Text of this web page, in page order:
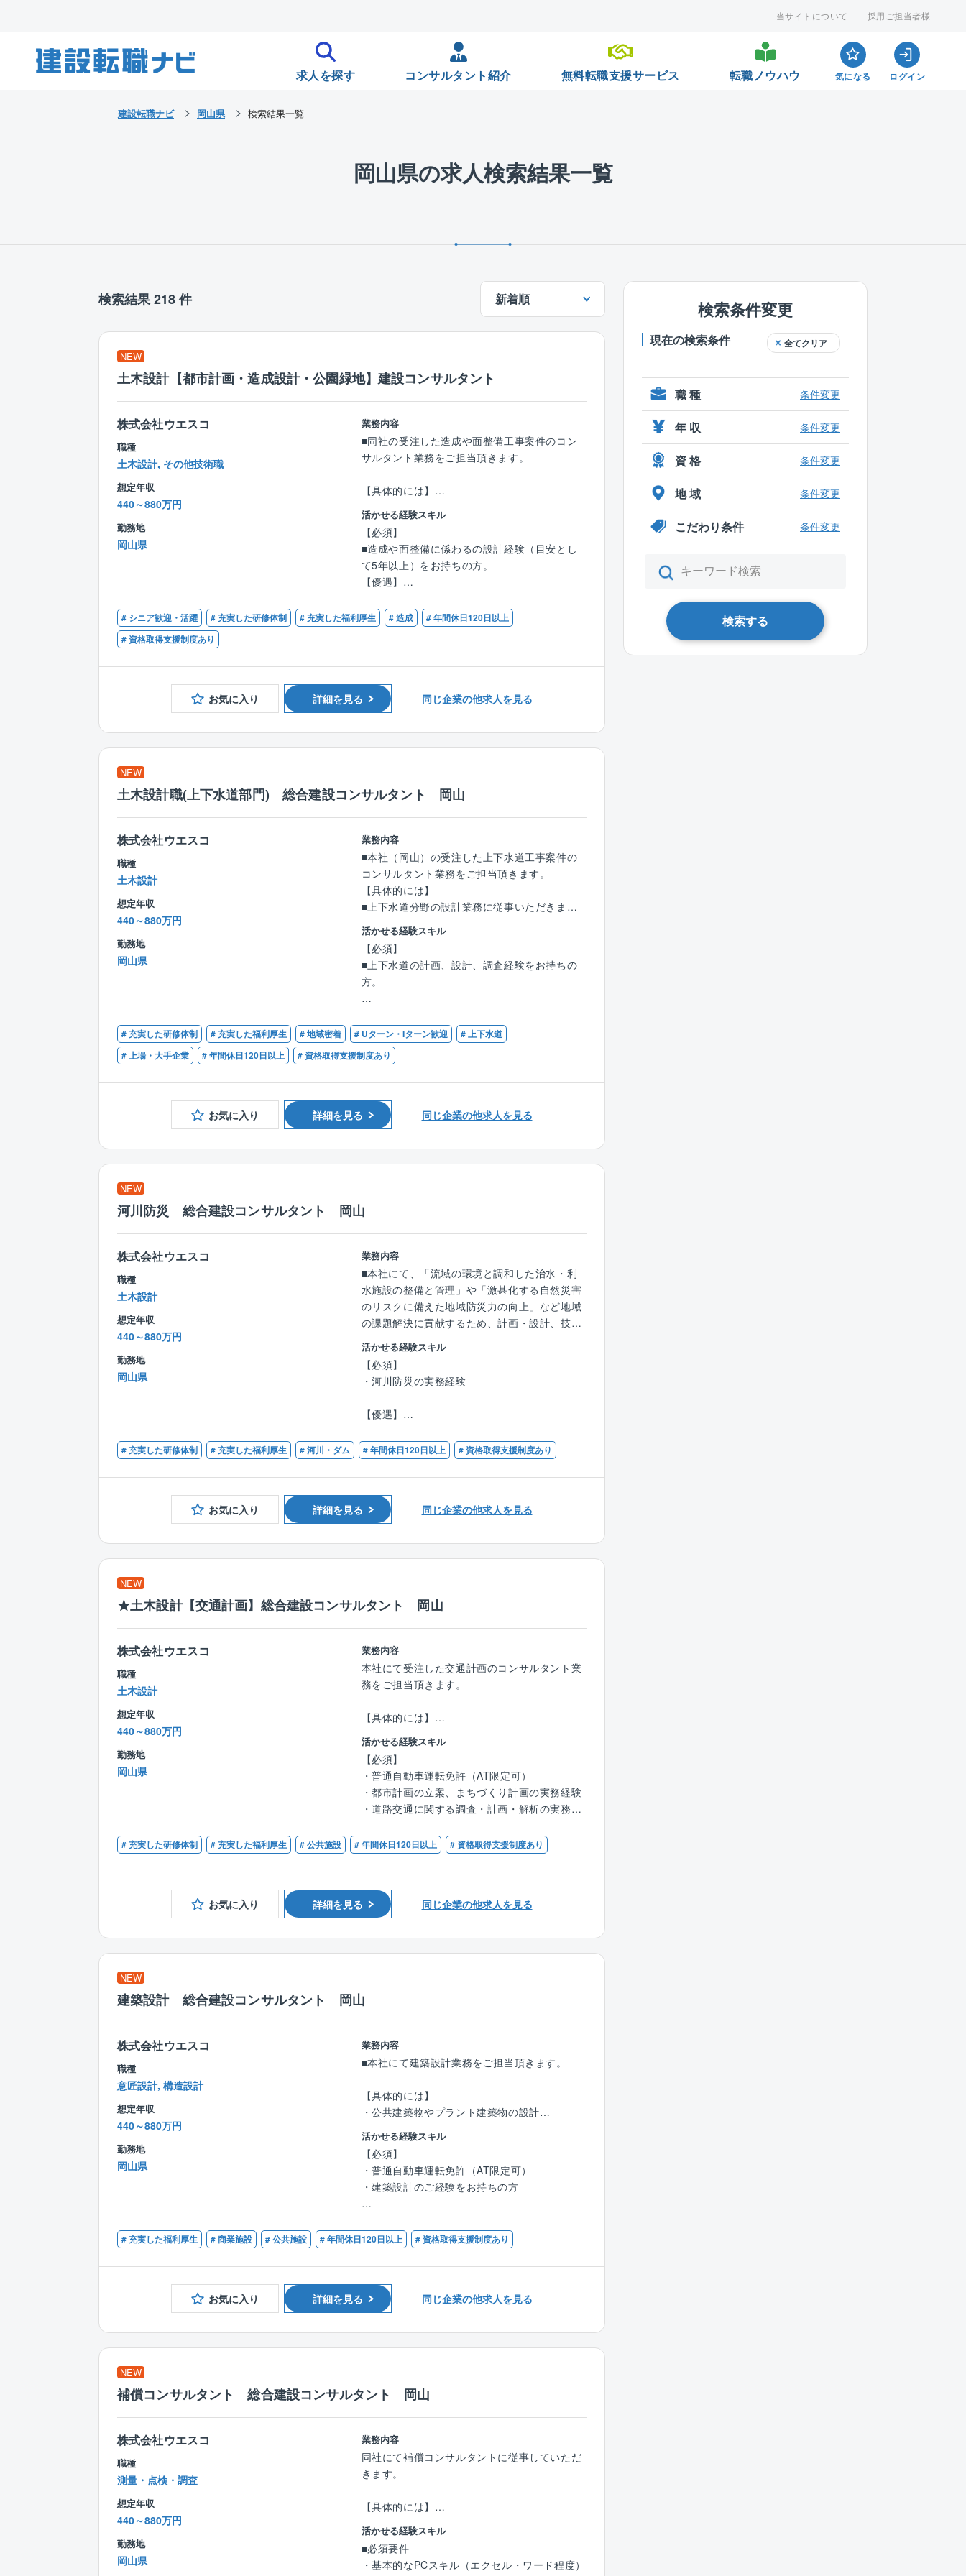
当サイトについて 採用ご担当者様
求人を探す コンサルタント紹介 無料転職支援サービス 転職ノウハウ 気になる ログイン
岡山県の求人検索結果一覧
検索結果 218 件 新着順
NEW
土木設計【都市計画・造成設計・公園緑地】建設コンサルタント
株式会社ウエスコ
職種
土木設計, その他技術職
想定年収
440～880万円
勤務地
岡山県
業務内容
■同社の受注した造成や面整備工事案件のコン
サルタント業務をご担当頂きます。
【具体的には】
■都市計画…都市計画基礎調査／都市計画マス
タープラン／立地適正化計画等
■造成設計…企業用地／住宅用地等
■公園緑地設計…公園緑地／スポーツ施設等の
調査・計画・設計・各種許認可
【同社の特徴】
■無借金経営、自己資本率75％越えの安定した
■同社の主要顧客は官公庁（国、地方自治体
等）ですが、特に創業から西日本エリア（中四
社の特徴です。
■在籍する技術士の多さは、企業の技術力の高
さの証明に繋がる為、業務時間内での時間を確
保し、先輩社員が育成に携わっています。会社
として資格取得をバックアップする体制が整っ
ています。
《社風》
く働き易い環境がございます。◎平均勤続年
数：17.8年、平均年齢：45.3歳
活かせる経験スキル
【必須】
■造成や面整備に係わるの設計経験（目安とし
て5年以上）をお持ちの方。
【優遇】
計画及び地方計画）の資格をお持ちの方。
# シニア歓迎・活躍 # 充実した研修体制 # 充実した福利厚生 # 造成
# 年間休日120日以上
# 資格取得支援制度あり
お気に入り 詳細を見る 同じ企業の他求人を見る
NEW
土木設計職(上下水道部門) 総合建設コンサルタント 岡山
株式会社ウエスコ
職種
土木設計
想定年収
440～880万円
勤務地
岡山県
業務内容
■本社（岡山）の受注した上下水道工事案件の
コンサルタント業務をご担当頂きます。
【具体的には】
■上下水道分野の設計業務に従事いただきま
す。
■職務詳細：
下水道管路・施設などの設計を行うにあたり、
発注者と打ち合わせし、基本設計・実地設計を
行って頂きます。
【受注元】官公庁案件：9割（うち3割が国、7
割が県や市町村）
基本的に1案件を複数名でご担当いただきま
す。
運営等の新規事業にも積極的に挑戦し、安定と
成長投資の両軸の経営を行っております。
■同社の主要顧客は官公庁（国、地方自治体
等）ですが、特に創業から西日本エリア（中四
国～九州）では多くの実績を有している為、安
定して案件獲得をしています。
■技術士の有資格者や経験豊富な社員が多く、
技術力を評価され、リピート顧客が多い事が同
■在籍する技術士の多さは、企業の技術力の高
さの証明に繋がる為、業務時間内での時間を確
保し、先輩社員が育成に携わっています。会社
ています。
《社風》
数：17.8年、平均年齢：45.3歳
活かせる経験スキル
【必須】
■上下水道の計画、設計、調査経験をお持ちの
方。
■技術士（上水道及び工業用水道・下水道）・R
CCM（上水道及び工業用水道・下水道）の資格
をお持ちの方。
# 充実した研修体制 # 充実した福利厚生 # 地域密着 # Uターン・Iターン歓迎
# 上下水道
# 上場・大手企業
# 年間休日120日以上 # 資格取得支援制度あり
お気に入り 詳細を見る 同じ企業の他求人を見る
NEW
河川防災 総合建設コンサルタント 岡山
株式会社ウエスコ
職種
土木設計
想定年収
440～880万円
勤務地
岡山県
業務内容
■本社にて、「流域の環境と調和した治水・利
水施設の整備と管理」や「激甚化する自然災害
のリスクに備えた地域防災力の向上」など地域
の課題解決に貢献するため、計画・設計、技術
開発をご担当頂きます。
【具体的には】
・河川・防災計画分野：河川整備基本方針や河
ードマップの作成、流域治水対策の検討、3D都
市モデル「PLATEAU」などを用いた流体解
析、ゲームエンジン等を用いた可視化技術、AI
・河川構造物設計分野：堤防・護岸・水門・樋
命化計画、改築設計）、土砂・洪水氾濫対策、
土石流シミュレーション、長寿命化計画、BIM/
CIM、砂防基礎調査
・河川防災課は20名程度でそのうち半数は20～
30代前半です。従来の技術の習得とともに新た
な領域へのチャレンジをしています。
※従来の3DやAIを用いた解析技術の高度化に加
えてCIMやAIなどを活用することで、より精緻
かつわかりやすい提案を行い、安全で持続可能
な地域の創出を目指しています。
※使用ソフト：氾濫解析（DioVISTA）、水理解
析（iRIC）
案件詳細
・元請け：下請け＝ ほぼ100％： 0％
・主な受注先：都府県
・近年弊社で力を入れている案件：流域治水
対策、土石流シミュレーション
検討、PLATEAUユースケース（精緻な土砂災
害シミュレーション等）、堰・排水機場詳細設
西部山系砂防設備設計
【同社の特徴】
■無借金経営、自己資本率75％越えの安定した
経営基盤を誇り、既存事業だけではなく、施設
■同社の主要顧客は官公庁（国、地方自治体
等）ですが、特に創業から西日本エリア（中四
国～九州）では多くの実績を有している為、安
定して案件獲得をしています。
■技術士の有資格者や経験豊富な社員が多く、
技術力を評価され、リピート顧客が多い事が同
社の特徴です。
■在籍する技術士の多さは、企業の技術力の高
として資格取得をバックアップする体制が整っ
ています。
《社風》
■人を大切にする社風で、社員定着率が高く長
く働き易い環境がございます。◎平均勤続年
活かせる経験スキル
【必須】
・河川防災の実務経験
【優遇】
・RCCM（河川、砂防及び海岸・海洋）
# 充実した研修体制 # 充実した福利厚生 # 河川・ダム # 年間休日120日以上 # 資格取得支援制度あり
お気に入り 詳細を見る 同じ企業の他求人を見る
NEW
★土木設計【交通計画】総合建設コンサルタント 岡山
株式会社ウエスコ
職種
土木設計
想定年収
440～880万円
勤務地
岡山県
業務内容
本社にて受注した交通計画のコンサルタント業
務をご担当頂きます。
【具体的には】
交通計画課の主な業務は以下の4つの分野と、
多岐にわたる関連業務です。
・調査:：交通量、渋滞、事故発生状況などを調
査します。
・対策立案:：渋滞や交通事故などの交通課題を
解決するための対策を立案します。
・計画策定:：将来の道路網、自転車ネットワー
ク、道路空間再配置などの計画を策定します。
その他、駐車場整備、公共交通活性化、バリア
フリー化推進、案内誘導、交通ビッグデータ分
案件詳細
・近年弊社で力を入れている案件：交通実態調
査、将来交通量推計、事業評価、人流分析
画、事業評価、道路交通センサス関連
【ワークライフバランス】
・残業時間
各部署、時期によって異なりますが、平均的な
残業時間は月10時間程度です。
■無借金経営、自己資本率75％越えの安定した
経営基盤を誇り、既存事業だけではなく、施設
運営等の新規事業にも積極的に挑戦し、安定と
■同社の主要顧客は官公庁（国、地方自治体
等）ですが、特に創業から西日本エリア（中四
国～九州）では多くの実績を有している為、安
定して案件獲得をしています。
社の特徴です。
保し、先輩社員が育成に携わっています。会社
として資格取得をバックアップする体制が整っ
ています。
《社風》
■人を大切にする社風で、社員定着率が高く長
く働き易い環境がございます。◎平均勤続年
数：17.8年、平均年齢：45.3歳
活かせる経験スキル
【必須】
・普通自動車運転免許（AT限定可）
・都市計画の立案、まちづくり計画の実務経験
・道路交通に関する調査・計画・解析の実務経
・面整備（企業用地・住宅用地・公園緑地・ス
ポーツ施設・景観デザインなど）の調査・計
画・設計の実務経験
【優遇】
・RCCM（都市計画及び地方計画）
# 充実した研修体制 # 充実した福利厚生 # 公共施設 # 年間休日120日以上 # 資格取得支援制度あり
お気に入り 詳細を見る 同じ企業の他求人を見る
NEW
建築設計 総合建設コンサルタント 岡山
株式会社ウエスコ
職種
意匠設計, 構造設計
想定年収
440～880万円
勤務地
岡山県
業務内容
■本社にて建築設計業務をご担当頂きます。
【具体的には】
・公共建築物やプラント建築物の設計
・上下水道プラント関連建築設計に加えて、道
の駅等の公共施設、学校施設の長寿強化計画な
どの業務も行っています。
※意匠計画を３次元ＣＡＤで作図し、発注者に
提示することで、発注者の理解が深まり合意形
成につながります。
・主な受注先：地方公共団体（都道府県・市町
村）
■無借金経営、自己資本率75％越えの安定した
成長投資の両軸の経営を行っております。
■同社の主要顧客は官公庁（国、地方自治体
等）ですが、特に創業から西日本エリア（中四
定して案件獲得をしています。
■技術士の有資格者や経験豊富な社員が多く、
技術力を評価され、リピート顧客が多い事が同
社の特徴です。
活かせる経験スキル
【必須】
・普通自動車運転免許（AT限定可）
・建築設計のご経験をお持ちの方
・一級建築士
・二級建築士
・補償業務管理士
# 充実した福利厚生 # 商業施設 # 公共施設 # 年間休日120日以上 # 資格取得支援制度あり
お気に入り 詳細を見る 同じ企業の他求人を見る
NEW
補償コンサルタント 総合建設コンサルタント 岡山
株式会社ウエスコ
職種
測量・点検・調査
想定年収
440～880万円
勤務地
岡山県
業務内容
同社にて補償コンサルタントに従事していただ
きます。
【具体的には】
■補償コンサルタント業務
《移転補償》公共事業の施行で移転が必要とな
る住宅や店舗等へ赴き、主に、対象建物等の構
造、間取り、仕上げ材等を調査し、平面図や立
活かせる経験スキル
■必須要件
・基本的なPCスキル（エクセル・ワード程度）
検索条件変更
現在の検索条件 全てクリア
職 種 条件変更
年 収 条件変更
資 格 条件変更
地 域 条件変更
こだわり条件 条件変更
検索する
建設転職ナビ 岡山県 検索結果一覧